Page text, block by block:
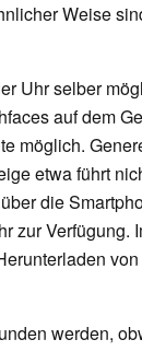
Weise
Uhr selber
auf dem
möglich.
etwa führt
die
zur Verfügung.
werden,